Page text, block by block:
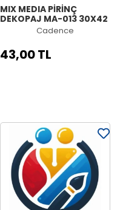
MIX MEDIA PİRİNÇ
DEKOPAJ MA-013 30X42
Cadence
43,00 TL